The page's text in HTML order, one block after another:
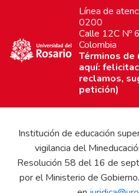
Línea de
0200
Calle 12C Nº
Colombia
Términos de
aquí:
reclamos,
petición)
Institución de educación
vigilancia del
Resolución 58 del 16 de
por el Ministerio de